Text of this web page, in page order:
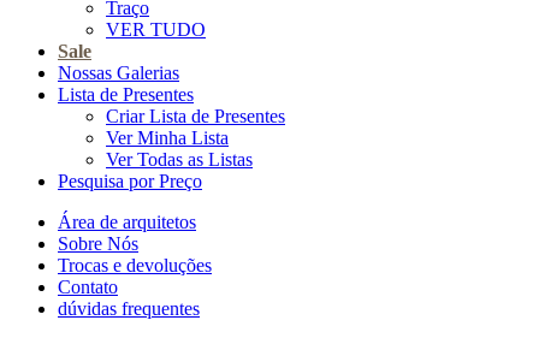
Traço
VER TUDO
Sale
Nossas Galerias
Lista de Presentes
Criar Lista de Presentes
Ver Minha Lista
Ver Todas as Listas
Pesquisa por Preço
Área de arquitetos
Sobre Nós
Trocas e devoluções
Contato
dúvidas frequentes